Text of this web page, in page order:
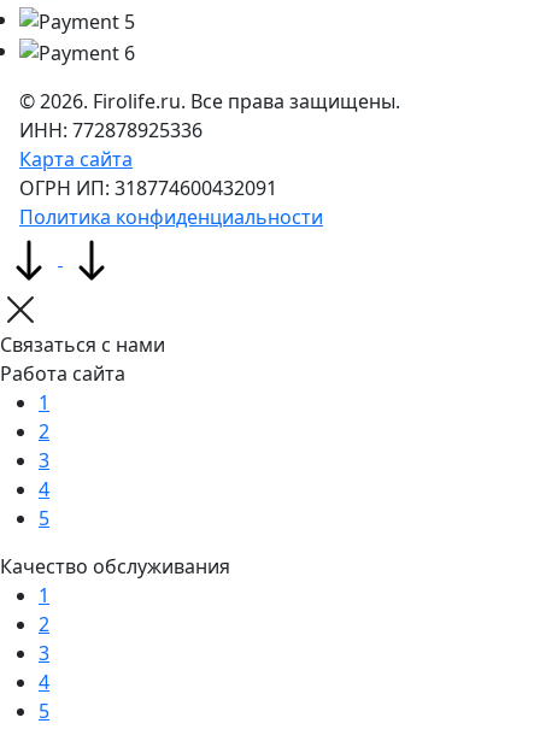
©2026. Firolife.ru. Все права защищены.
ИНН: 772878925336
Карта сайта
ОГРН ИП: 318774600432091
Политика конфиденциальности
Связаться с нами
Работа сайта
1
2
3
4
5
Качество обслуживания
1
2
3
4
5